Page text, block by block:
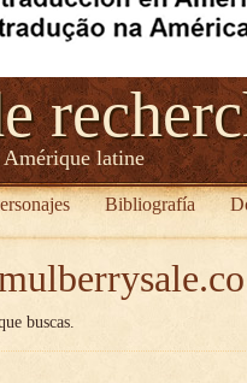
latine
Bibliografía
buscas.